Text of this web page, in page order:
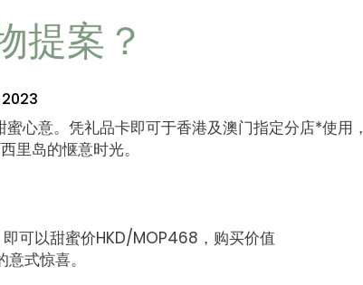
提案？
心意。凭礼品卡即可于香港及澳门指定分店*使用，
里岛的惬意时光。
可以甜蜜价HKD/MOP468，购买价值
式惊喜。